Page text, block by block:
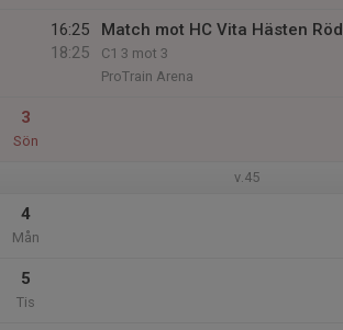
16:25
18:25
Match mot HC Vita Hästen Röd
C1 3 mot 3
ProTrain Arena
3
Sön
v.45
4
Mån
5
Tis